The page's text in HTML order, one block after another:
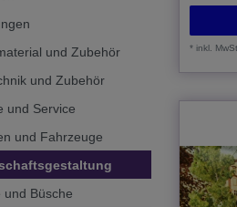
und Zubehör
und Zubehör
und Service
und Fahrzeuge
und Büsche
*inkl.